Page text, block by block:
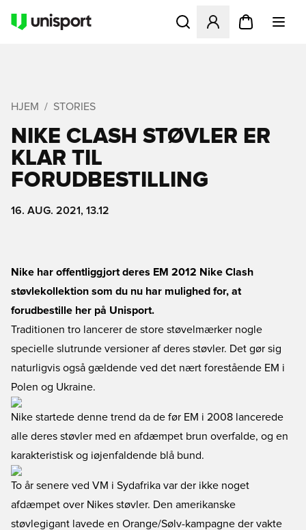
Åbner en Modal til at
HJEM STORIES
NIKE CLASH STØVLER ER
KLAR TIL
FORUDBESTILLING
16. AUG. 2021, 13.12
Nike har offentliggjort deres EM 2012 Nike Clash
støvlekollektion som du nu har mulighed for, at
forudbestille her på Unisport.
Traditionen tro lancerer de store støvelmærker nogle
specielle slutrunde versioner af deres støvler. Det gør sig
naturligvis også gældende ved det nært forestående EM i
Polen og Ukraine.
Nike startede denne trend da de før EM i 2008 lancerede
alle deres støvler med en afdæmpet brun overfalde, og en
karakteristisk og iøjenfaldende blå bund.
To år senere ved VM i Sydafrika var der ikke noget
afdæmpet over Nikes støvler. Den amerikanske
støvlegigant lavede en Orange/Sølv-kampagne der vakte